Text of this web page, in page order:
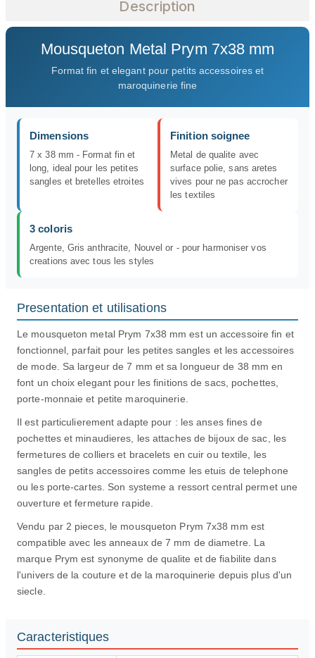
Description
Mousqueton Metal Prym 7x38 mm
Format fin et elegant pour petits accessoires et
maroquinerie fine
Dimensions
7 x 38 mm - Format fin et
long, ideal pour les petites
sangles et bretelles etroites
Finition soignee
Metal de qualite avec
surface polie, sans aretes
vives pour ne pas accrocher
les textiles
3 coloris
Argente, Gris anthracite, Nouvel or - pour harmoniser vos
creations avec tous les styles
Presentation et utilisations
Le mousqueton metal Prym 7x38 mm est un accessoire fin et
fonctionnel, parfait pour les petites sangles et les accessoires
de mode. Sa largeur de 7 mm et sa longueur de 38 mm en
font un choix elegant pour les finitions de sacs, pochettes,
porte-monnaie et petite maroquinerie.
Il est particulierement adapte pour : les anses fines de
pochettes et minaudieres, les attaches de bijoux de sac, les
fermetures de colliers et bracelets en cuir ou textile, les
sangles de petits accessoires comme les etuis de telephone
ou les porte-cartes. Son systeme a ressort central permet une
ouverture et fermeture rapide.
Vendu par 2 pieces, le mousqueton Prym 7x38 mm est
compatible avec les anneaux de 7 mm de diametre. La
marque Prym est synonyme de qualite et de fiabilite dans
l'univers de la couture et de la maroquinerie depuis plus d'un
siecle.
Caracteristiques